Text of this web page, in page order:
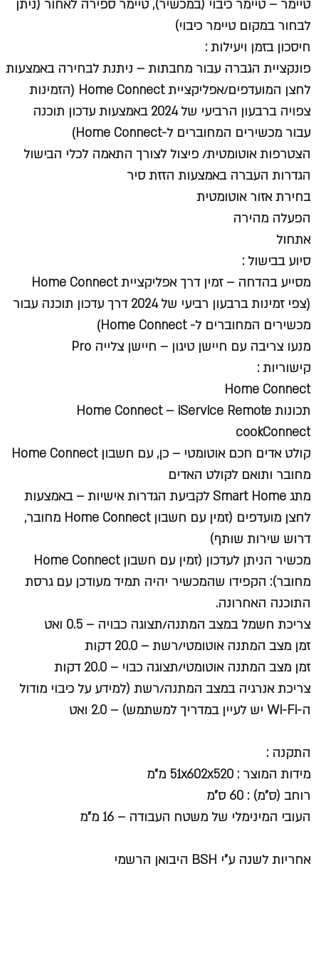
טיימר – טיימר כיבוי (במכשיר), טיימר ספירה לאחור (ניתן
לבחור במקום טיימר כיבוי)
חיסכון בזמן ויעילות :
פונקציית הגברה עבור מחבתות – ניתנת לבחירה באמצעות
לחצן המועדפים/אפליקציית Home Connect (הזמינות
צפויה ברבעון הרביעי של 2024 באמצעות עדכון תוכנה
עבור מכשירים המחוברים ל-Home Connect)
הצטרפות אוטומטית/ פיצול לצורך התאמה לכלי הבישול
הגדרות העברה באמצעות הזזת סיר
בחירת אזור אוטומטית
הפעלה מהירה
אתחול
סיוע בבישול :
מסייע בהדחה – זמין דרך אפליקציית Home Connect
(צפי זמינות ברבעון רביעי של 2024 דרך עדכון תוכנה עבור
מכשירים המחוברים ל- Home Connect)
מנעו צריבה עם חיישן טיגון – חיישן צלייה Pro
קישוריות :
Home Connect
תכונות Home Connect – iService Remote
cookConnect
קולט אדים חכם אוטומטי – כן, עם חשבון Home Connect
מחובר ותואם לקולט האדים
מתג Smart Home לקביעת הגדרות אישיות – באמצעות
לחצן מועדפים (זמין עם חשבון Home Connect מחובר,
דרוש שירות שותף)
מכשיר הניתן לעדכון (זמין עם חשבון Home Connect
מחובר): הקפידו שהמכשיר יהיה תמיד מעודכן עם גרסת
התוכנה האחרונה.
צריכת חשמל במצב המתנה/תצוגה כבויה – 0.5 ואט
זמן מצב המתנה אוטומטי/רשת – 20.0 דקות
זמן מצב המתנה אוטומטי/תצוגה כבוי – 20.0 דקות
צריכת אנרגיה במצב המתנה/רשת (למידע על כיבוי מודול
ה-Wi-Fi יש לעיין במדריך למשתמש) – 2.0 ואט
התקנה :
מידות המוצר : 51x602x520 מ"מ
רוחב (ס"מ) : 60 ס"מ
העובי המינימלי של משטח העבודה – 16 מ"מ
אחריות לשנה ע"י BSH היבואן הרשמי